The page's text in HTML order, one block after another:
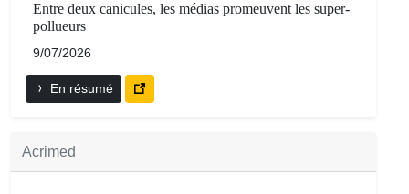
Entre deux canicules, les médias promeuvent les super-
pollueurs
9/07/2026
En résumé
Acrimed